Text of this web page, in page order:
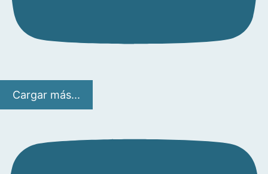
Cargar más...